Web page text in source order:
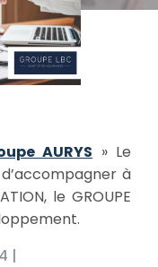
AURYS » Le
d’accompagner à
le GROUPE
|